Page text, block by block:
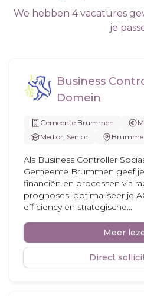
We hebben 4 vacatures
je
Business
Domein
Gemeente Brummen
Medior, Senior
Als Business Controller
Gemeente Brummen geef
financiën en processen via
prognoses, optimaliseer je
efficiency en strategische...
Meer
Direct